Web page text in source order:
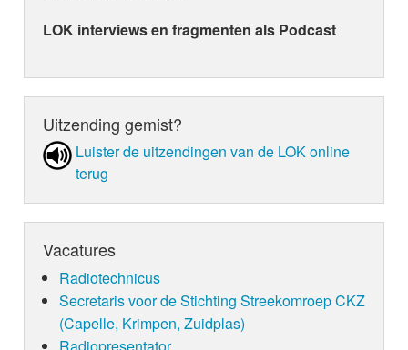
LOK interviews en fragmenten als Podcast
Uitzending gemist?
Luister de uit­zen­din­gen van de LOK online
terug
Vacatures
Radiotechnicus
Secretaris voor de Stichting Streekomroep CKZ
(Capelle, Krimpen, Zuidplas)